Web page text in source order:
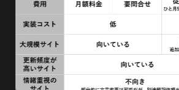
高木 桂佑